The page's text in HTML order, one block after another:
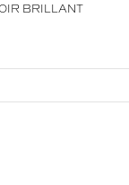
BRILLANT